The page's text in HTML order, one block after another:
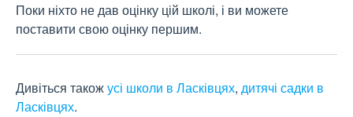
Поки ніхто не дав оцінку цій школі, і ви можете
поставити свою оцінку першим.
Дивіться такожусі школи в Ласківцях, дитячі садки в
Ласківцях.